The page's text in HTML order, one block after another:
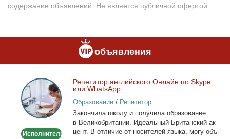
содержание объявлений. Не является публичной офертой.
объявления
Репетитор
английского
Онлайн
по
или
Исполнитель
Ре­пе­ти­тор ан­глий­ско­го Он­лайн по Skype
или WhatsApp
Образование/ Репетитор
За­кон­чи­ла шко­лу и по­лу­чи­ла об­ра­зо­ва­ние
в Ве­ли­ко­бри­та­нии. Иде­аль­ный Бри­тан­ский ак­
цент. В от­ли­чие от но­си­те­лей язы­ка, мо­гу объ­